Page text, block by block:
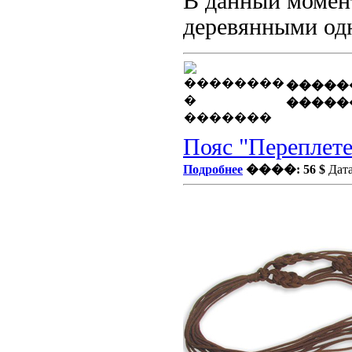
деревянными
Пояс
Подробнее ����: 56 $